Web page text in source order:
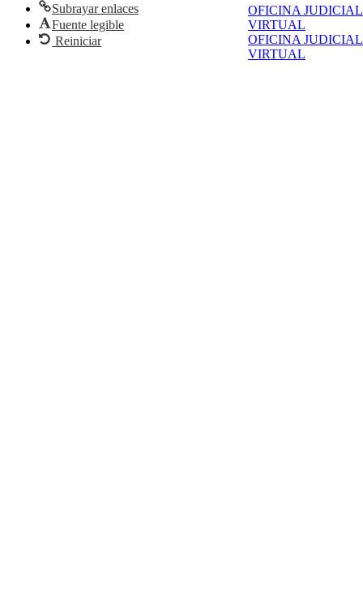
OFICINA JUDICIAL
VIRTUAL
OFICINA JUDICIAL
VIRTUAL
Subrayar enlaces
Fuente legible
Reiniciar